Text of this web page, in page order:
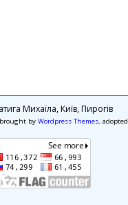
Михаїла, Київ, Пирогів
by Wordpress Themes,